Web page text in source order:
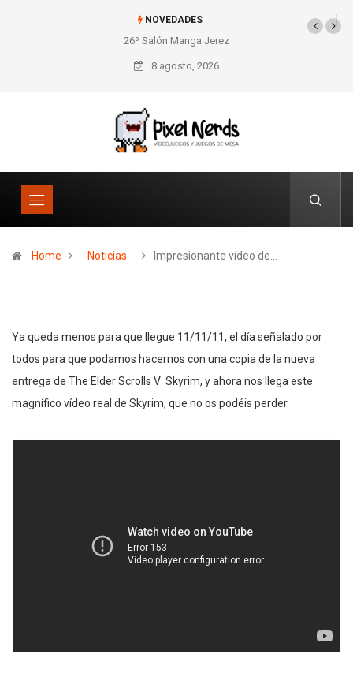
NOVEDADES
26º Salón Manga Jerez SNES Pixel Book para
los amantes de lo retro
8 agosto, 2026
Home Noticias Impresionante vídeo de…
Ya queda menos para que llegue 11/11/11, el día señalado por
todos para que podamos hacernos con una copia de la nueva
entrega de The Elder Scrolls V: Skyrim, y ahora nos llega este
magnífico vídeo real de Skyrim, que no os podéis perder.